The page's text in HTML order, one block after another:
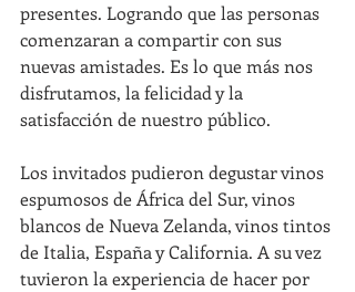
presentes. Logrando que las personas
comenzaran a compartir con sus
nuevas amistades. Es lo que más nos
disfrutamos, la felicidad y la
satisfacción de nuestro público.
Los invitados pudieron degustar vinos
espumosos de África del Sur, vinos
blancos de Nueva Zelanda, vinos tintos
de Italia, España y California. A su vez
tuvieron la experiencia de hacer por